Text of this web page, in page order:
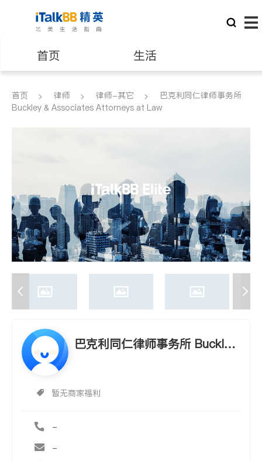
首页 生活
医生 律师
养老 非盈利组织
首页 律师 律师-其它
巴克利同仁律师事务所
Buckley & Associates Attorneys at Law
巴克利同仁律师事务所 Buckley
暂无商家福利
-
-